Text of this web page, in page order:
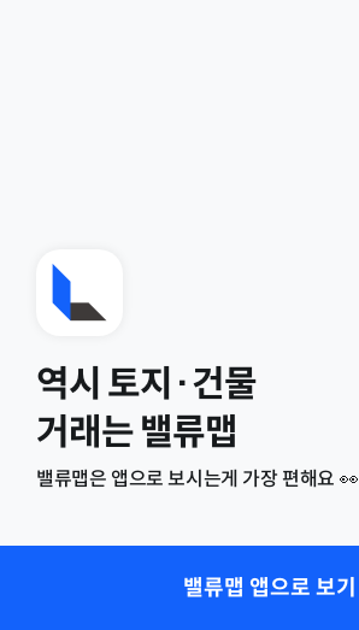
역시 토지·건물
거래는 밸류맵
밸류맵은 앱으로 보시는게 가장 편해요 👀
밸류맵 앱으로 보기